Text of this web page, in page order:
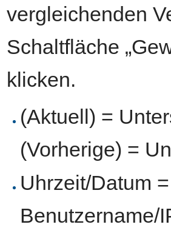
vergleichenden
Schaltfläche
klicken.
(Aktuell) =
(Vorherige) =
Uhrzeit/Datum
Benutzername/